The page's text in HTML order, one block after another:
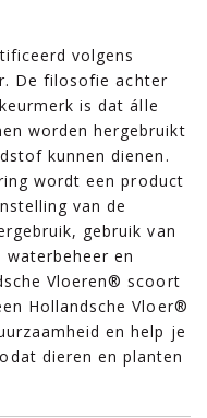
volgens
De filosofie achter
is dat álle
worden hergebruikt
kunnen dienen.
wordt een product
van de
gebruik van
en
Vloeren® scoort
Hollandsche Vloer®
en help je
dieren en planten